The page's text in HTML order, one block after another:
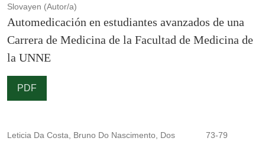
Slovayen (Autor/a)
Automedicación en estudiantes avanzados de una
Carrera de Medicina de la Facultad de Medicina de
la UNNE
PDF
Leticia Da Costa, Bruno Do Nascimento, Dos
73-79